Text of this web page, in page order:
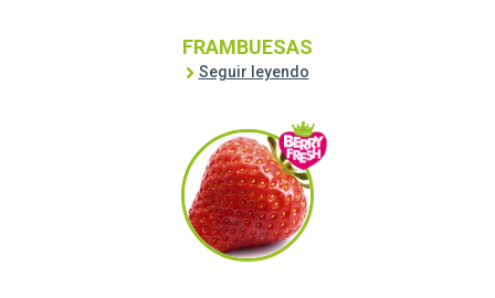
FRAMBUESAS
Seguir leyendo